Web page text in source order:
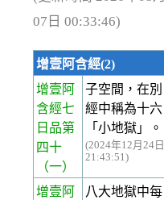
07日 00:33:46)
增壹阿含經(2)
增壹阿
含經七
日品第
四十
（一）
子空間，在別
經中稱為十六
「小地獄」。
(2024年12月24日
21:43:51)
增壹阿
八大地獄中每